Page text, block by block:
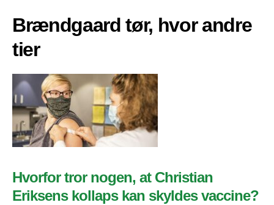
Brændgaard tør, hvor andre
tier
Hvorfor tror nogen, at Christian
Eriksens kollaps kan skyldes vaccine?